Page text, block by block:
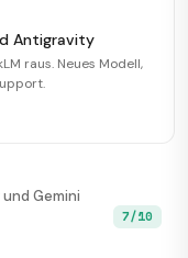
Antigravity
raus. Neues Modell,
Gemini
7/10